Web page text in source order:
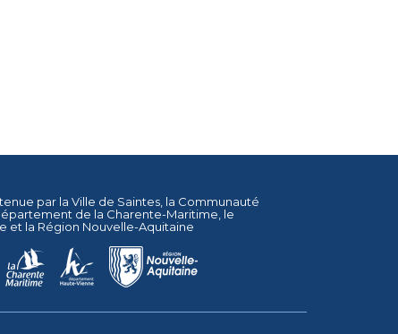
par la Ville de Saintes , la Communauté
de la Charente-Maritime , le
et la Région Nouvelle-Aquitaine